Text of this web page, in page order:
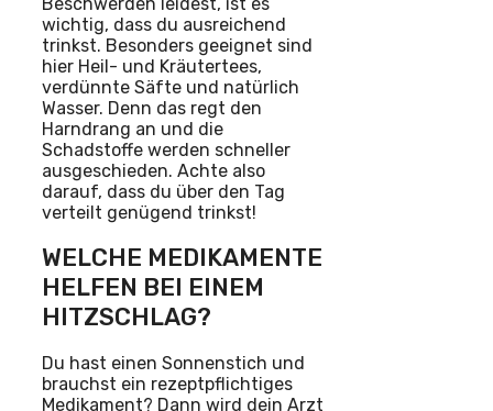
wichtig, dass du ausreichend
trinkst. Besonders geeignet sind
hier Heil- und Kräutertees,
verdünnte Säfte und natürlich
Wasser. Denn das regt den
Harndrang an und die
Schadstoffe werden schneller
ausgeschieden. Achte also
darauf, dass du über den Tag
verteilt genügend trinkst!
WELCHE MEDIKAMENTE
HELFEN BEI EINEM
HITZSCHLAG?
Du hast einen Sonnenstich und
brauchst ein rezeptpflichtiges
Medikament? Dann wird dein Arzt